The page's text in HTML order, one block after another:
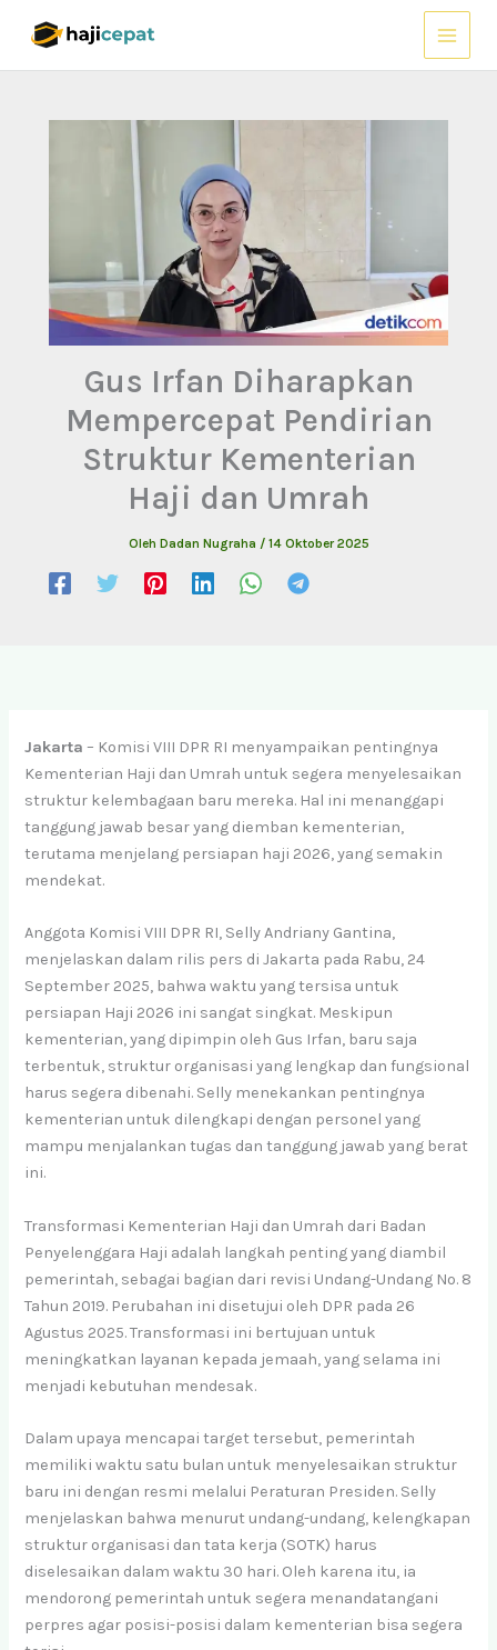
Gus Irfan Diharapkan
Mempercepat Pendirian
Struktur Kementerian
Haji dan Umrah
Oleh Dadan Nugraha / 14 Oktober 2025
Jakarta – Komisi VIII DPR RI menyampaikan pentingnya
Kementerian Haji dan Umrah untuk segera menyelesaikan
struktur kelembagaan baru mereka. Hal ini menanggapi
tanggung jawab besar yang diemban kementerian,
terutama menjelang persiapan haji 2026, yang semakin
mendekat.
Anggota Komisi VIII DPR RI, Selly Andriany Gantina,
menjelaskan dalam rilis pers di Jakarta pada Rabu, 24
September 2025, bahwa waktu yang tersisa untuk
persiapan Haji 2026 ini sangat singkat. Meskipun
kementerian, yang dipimpin oleh Gus Irfan, baru saja
terbentuk, struktur organisasi yang lengkap dan fungsional
harus segera dibenahi. Selly menekankan pentingnya
kementerian untuk dilengkapi dengan personel yang
mampu menjalankan tugas dan tanggung jawab yang berat
ini.
Transformasi Kementerian Haji dan Umrah dari Badan
Penyelenggara Haji adalah langkah penting yang diambil
pemerintah, sebagai bagian dari revisi Undang-Undang No. 8
Tahun 2019. Perubahan ini disetujui oleh DPR pada 26
Agustus 2025. Transformasi ini bertujuan untuk
meningkatkan layanan kepada jemaah, yang selama ini
menjadi kebutuhan mendesak.
Dalam upaya mencapai target tersebut, pemerintah
memiliki waktu satu bulan untuk menyelesaikan struktur
baru ini dengan resmi melalui Peraturan Presiden. Selly
menjelaskan bahwa menurut undang-undang, kelengkapan
struktur organisasi dan tata kerja (SOTK) harus
diselesaikan dalam waktu 30 hari. Oleh karena itu, ia
mendorong pemerintah untuk segera menandatangani
perpres agar posisi-posisi dalam kementerian bisa segera